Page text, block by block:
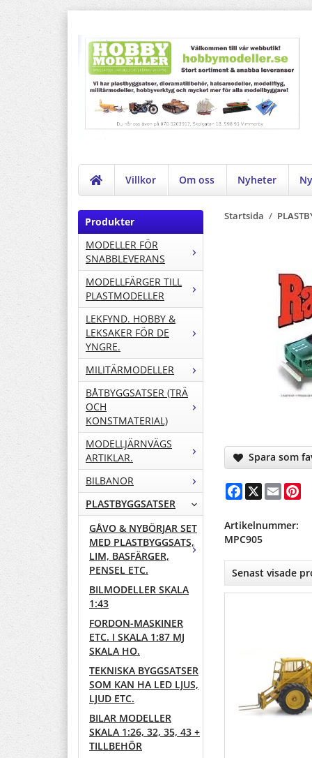
Villkor Om oss Nyheter
Produkter
MODELLER FÖR
SNABBLEVERANS
MODELLFÄRGER TILL
PLASTMODELLER
LEKFYND. HOBBY &
LEKSAKER FÖR DE
YNGRE.
MILITÄRMODELLER
BÅTBYGGSATSER (TRÄ
OCH
KONSTMATERIAL)
MODELLJÄRNVÄGS
ARTIKLAR.
BILBANOR
PLASTBYGGSATSER
GÅVO & NYBÖRJAR SET
MED PLASTBYGGSATS,
LIM, BASFÄRGER,
PENSEL ETC.
BILMODELLER SKALA
1:43
FORDON-MASKINER
ETC. I SKALA 1:87 MJ
SKALA HO.
TEKNISKA BYGGSATSER
SOM KAN HA LED LJUS,
LJUD ETC.
BILAR MODELLER
SKALA 1:26, 32, 35, 43 +
TILLBEHÖR
Startsida /
Spara som
Facebook
X Email
Artikelnummer:
MPC905
Senast visade